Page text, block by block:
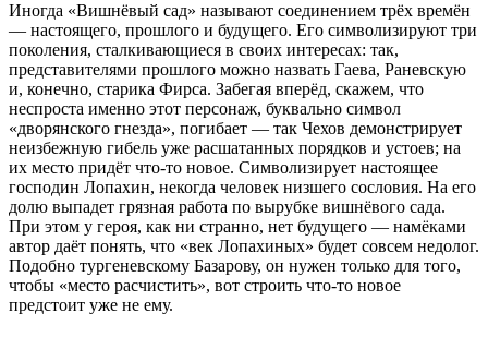
Иногда «Вишнёвый сад» называют соединением трёх времён
— настоящего, прошлого и будущего. Его символизируют три
поколения, сталкивающиеся в своих интересах: так,
представителями прошлого можно назвать Гаева, Раневскую
и, конечно, старика Фирса. Забегая вперёд, скажем, что
неспроста именно этот персонаж, буквально символ
«дворянского гнезда», погибает — так Чехов демонстрирует
неизбежную гибель уже расшатанных порядков и устоев; на
их место придёт что-то новое. Символизирует настоящее
господин Лопахин, некогда человек низшего сословия. На его
долю выпадет грязная работа по вырубке вишнёвого сада.
При этом у героя, как ни странно, нет будущего — намёками
автор даёт понять, что «век Лопахиных» будет совсем недолог.
Подобно тургеневскому Базарову, он нужен только для того,
чтобы «место расчистить», вот строить что-то новое
предстоит уже не ему.